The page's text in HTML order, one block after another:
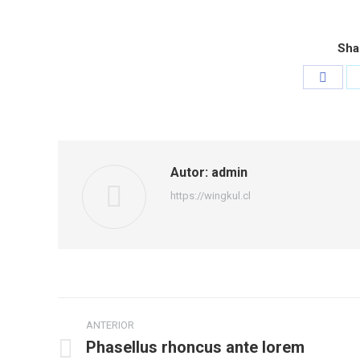
Autor: admin
https://wingkul.cl
entre
ANTERIOR
Phasellus rhoncus ante lorem